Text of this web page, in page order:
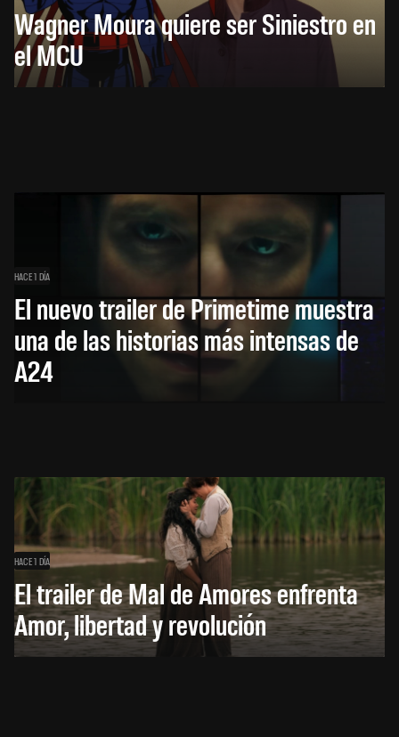
Wagner Moura quiere ser Siniestro en
el MCU
HACE 1 DÍA
El nuevo trailer de Primetime muestra
una de las historias más intensas de
A24
HACE 1 DÍA
El trailer de Mal de Amores enfrenta
Amor, libertad y revolución